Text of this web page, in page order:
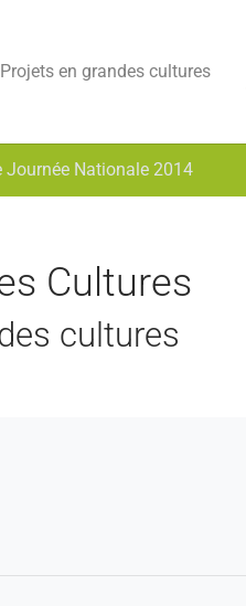
Projets en grandes cultures
Journée Nationale 2014
Cultures
cultures